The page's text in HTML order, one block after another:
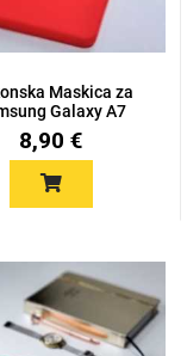
Maskica za
Galaxy A7
(2018)...
8,90 €